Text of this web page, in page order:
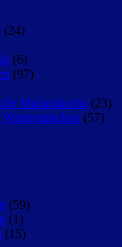
(24)
(6)
(97)
Maharadscha (23)
(57)
(59)
(1)
(15)